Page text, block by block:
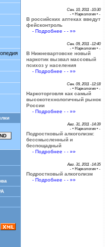
Сен. 10, 2011 -10:30
- • Наркология • -
В российских аптеках введут
фейсконтроль
- Подробнее - - »»
Сен. 09, 2011 -12:40
- • Наркология • -
В Нижневартовске новый
наркотик вызвал массовый
психоз у населения
- Подробнее - - »»
Сен. 09, 2011 -12:18
- • Наркология • -
Наркоторговля как самый
высокотехнологичный рынок
России
- Подробнее - - »»
Авг. 31, 2011 -14:39
- • Наркология • -
Подростковый алкоголизм:
бессмысленный и
беспощадный
- Подробнее - - »»
Авг. 31, 2011 -14:35
- • Наркология • -
Подростковый алкоголизм
- Подробнее - - »»